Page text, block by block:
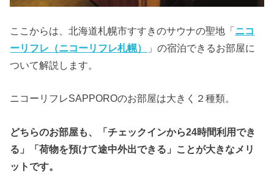
ここからは、北海道札幌市すすきのサウナの聖地「ニコ
ーリフレ（ニコーリフレ札幌）
」の宿泊できるお部屋に
ついて解説します。
ニコーリフレSAPPOROのお部屋は大きく２種類。
どちらのお部屋も、「チェックインから24時間利用でき
る」「荷物を預けて途中外出できる」ことが大きなメリ
ットです。